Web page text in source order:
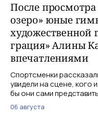
После просмотра
озеро» юные
художественной
грация» Алины
впечатлениями
Спортсменки
увидели на сцене, кого
бы они сами
06 августа